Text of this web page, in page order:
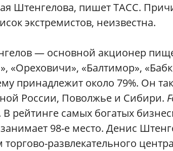
Штенгелова, пишет ТАСС.
экстремистов, неизвестна.
— основной акционер
«Ореховичи», «Балтимор»,
принадлежит около 79%. Он
России, Поволжье и Сибири.
В рейтинге самых богатых
98-е место. Денис
торгово-развлекательного